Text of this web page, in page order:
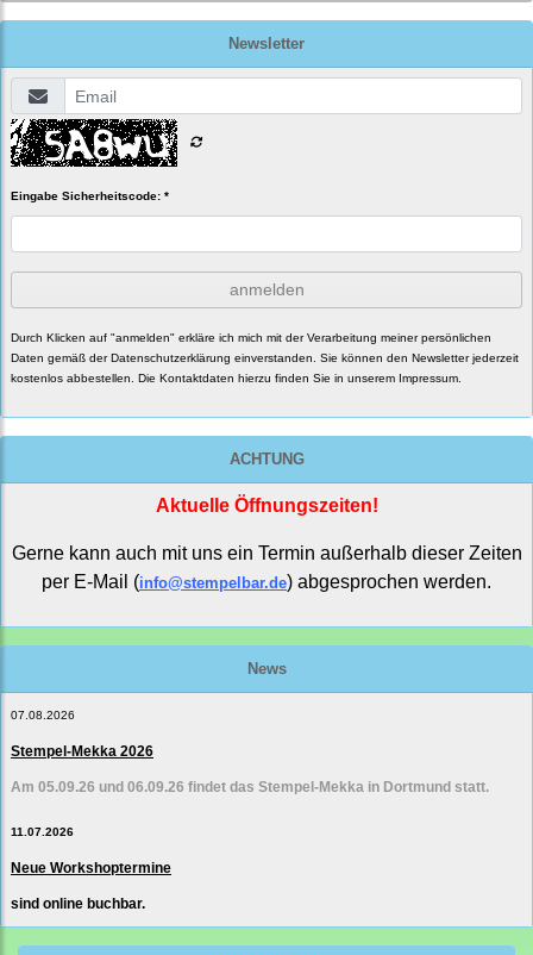
Newsletter
Eingabe Sicherheitscode: *
anmelden
Durch Klicken auf "anmelden" erkläre ich mich mit der Verarbeitung meiner persönlichen
Daten gemäß der Datenschutzerklärung einverstanden. Sie können den Newsletter jederzeit
kostenlos abbestellen. Die Kontaktdaten hierzu finden Sie in unserem Impressum.
ACHTUNG
Aktuelle Öffnungszeiten!
Gerne kann auch mit uns ein Termin außerhalb dieser Zeiten
per E-Mail (info@stempelbar.de) abgesprochen werden.
News
07.08.2026
Stempel-Mekka 2026
Am 05.09.26 und 06.09.26 findet das Stempel-Mekka in Dortmund statt.
11.07.2026
Neue Workshoptermine
sind online buchbar.